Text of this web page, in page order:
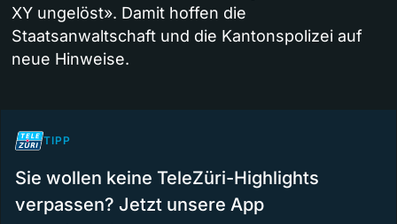
XY ungelöst». Damit hoffen die
Staatsanwaltschaft und die Kantonspolizei auf
neue Hinweise.
TIPP
Sie wollen keine TeleZüri-Highlights
verpassen? Jetzt unsere App